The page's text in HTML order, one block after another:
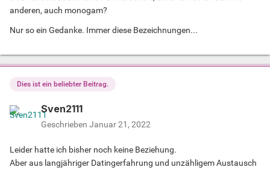
anderen, auch monogam?
Nur so ein Gedanke. Immer diese Bezeichnungen...
Dies ist ein beliebter Beitrag.
Sven2111
Geschrieben Januar 21, 2022
Leider hatte ich bisher noch keine Beziehung.
Aber aus langjähriger Datingerfahrung und unzähligem Austausch